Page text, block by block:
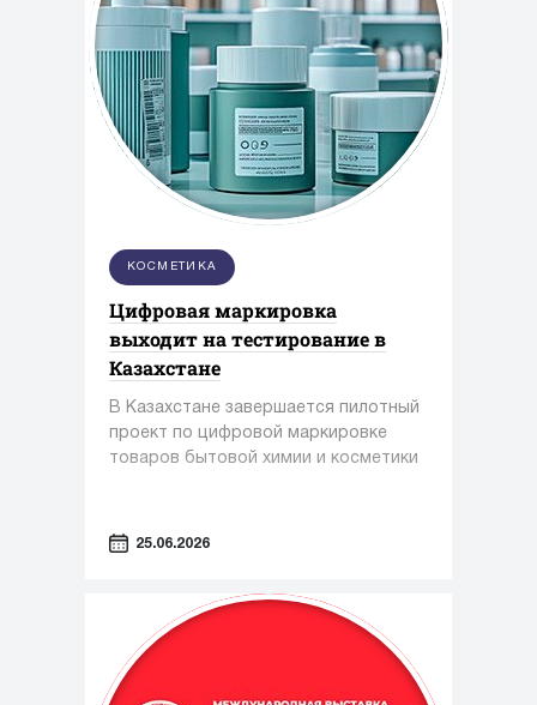
КОСМЕТИКА
Цифровая маркировка
выходит на тестирование в
Казахстане
В Казахстане завершается пилотный
проект по цифровой маркировке
товаров бытовой химии и косметики
25.06.2026